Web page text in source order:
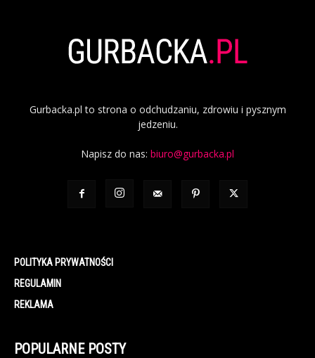
Gurbacka.pl to strona o odchudzaniu, zdrowiu i pysznym
jedzeniu.
Napisz do nas: biuro@gurbacka.pl
POLITYKA PRYWATNOŚCI
REGULAMIN
REKLAMA
POPULARNE POSTY